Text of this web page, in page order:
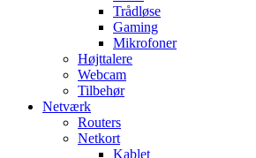
Trådløse
Gaming
Mikrofoner
Højttalere
Webcam
Tilbehør
Netværk
Routers
Netkort
Kablet